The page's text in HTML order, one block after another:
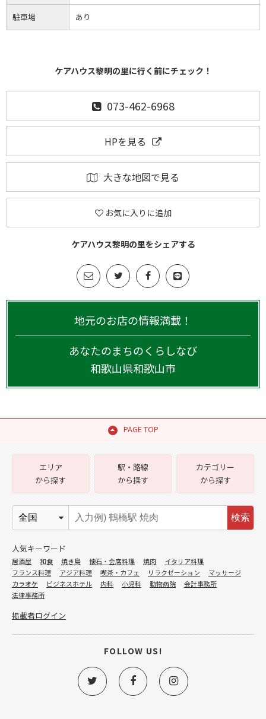
駐車場 あり
ケアハウス黎明の里に行く前にチェック！
073-462-6968
HPを見る
大きな地図で見る
お気に入りに追加
ケアハウス黎明の里をシェアする
地元のお店の情報満載！
あなたのまちのくらしなび
和歌山県和歌山市
PAGE TOP
エリア
から探す
駅・路線
から探す
カテゴリー
から探す
検索
人気キーワード
居酒屋 和食 焼き鳥 懐石・会席料理 焼肉
イタリア料理
フランス料理
アジア料理 喫茶・カフェ リラクゼーション
マッサージ
カラオケ
ビジネスホテル 内科 小児科 動物病院
会計事務所
法律事務所
掲載者ログイン
FOLLOW US!